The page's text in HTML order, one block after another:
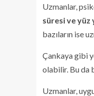
Uzmanlar,
süresi ve yüz
bazıların ise
Çankaya gibi
olabilir. Bu da
Uzmanlar,